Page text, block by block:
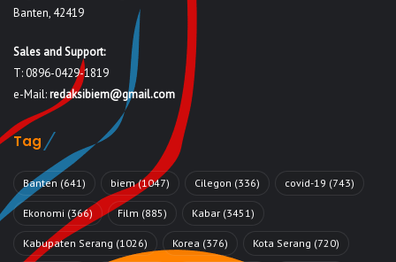
Banten, 42419
Sales and Support:
T: 0896-0429-1819
e-Mail:redaksibiem@gmail.com
Tag
Banten (641) biem(1047) Cilegon (336) covid-19 (743)
Ekonomi (366) Film (885) Kabar (3451)
Kabupaten Serang (1026) Korea (376) Kota Serang (720)